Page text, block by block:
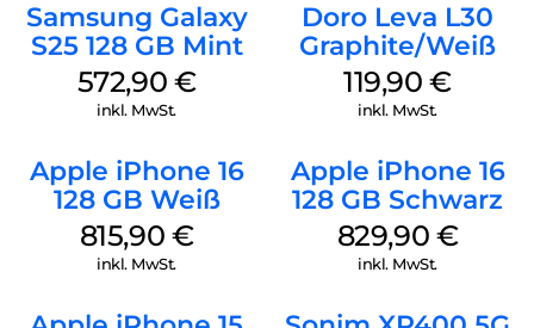
Samsung Galaxy
S25 128 GB Mint
572,90 €
inkl. MwSt.
Doro Leva L30
Graphite/Weiß
119,90€
inkl. MwSt.
Apple iPhone 16
128 GB Weiß
815,90 €
inkl. MwSt.
Apple iPhone 16
128 GB Schwarz
829,90 €
inkl. MwSt.